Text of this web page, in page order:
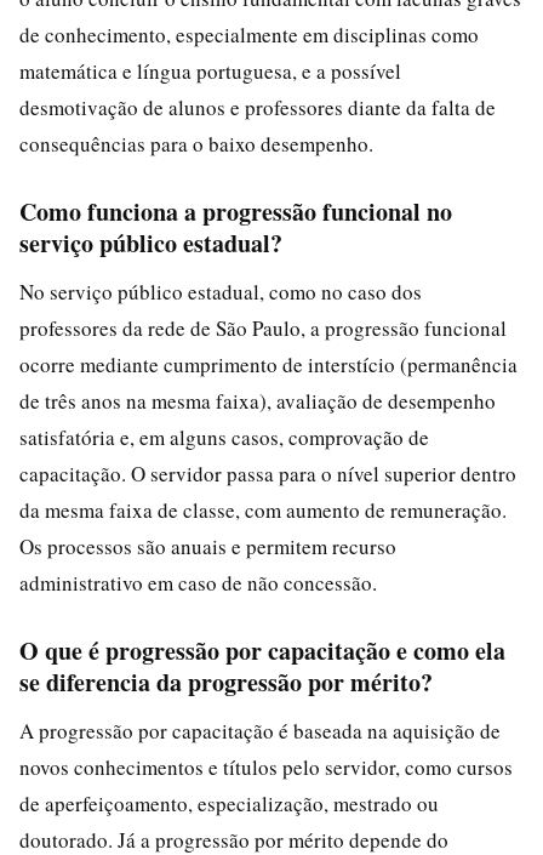
de conhecimento, especialmente em disciplinas como
matemática e língua portuguesa, e a possível
desmotivação de alunos e professores diante da falta de
consequências para o baixo desempenho.
Como funciona a progressão funcional no
serviço público estadual?
No serviço público estadual, como no caso dos
professores da rede de São Paulo, a progressão funcional
ocorre mediante cumprimento de interstício (permanência
de três anos na mesma faixa), avaliação de desempenho
satisfatória e, em alguns casos, comprovação de
capacitação. O servidor passa para o nível superior dentro
da mesma faixa de classe, com aumento de remuneração.
Os processos são anuais e permitem recurso
administrativo em caso de não concessão.
O que é progressão por capacitação e como ela
se diferencia da progressão por mérito?
A progressão por capacitação é baseada na aquisição de
novos conhecimentos e títulos pelo servidor, como cursos
de aperfeiçoamento, especialização, mestrado ou
doutorado. Já a progressão por mérito depende do